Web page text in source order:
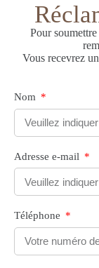
Pour
Vous recevrez
Nom
Adresse e-mail
Téléphone